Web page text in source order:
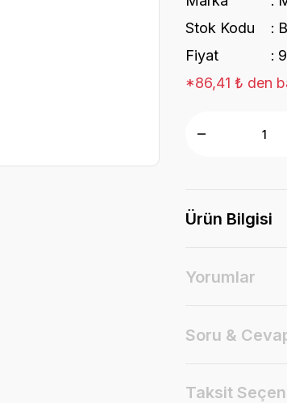
Stok Kodu
Fiyat
*86,41 ₺ den
Ürün Bilgisi
Yorumlar
Soru &
Taksit